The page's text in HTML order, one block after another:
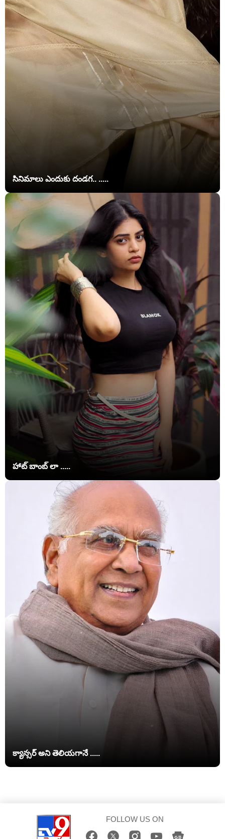
సినిమాలు ఎందుకు దండగ.. .....
హాట్ బాంబ్ లా .....
క్యాన్సర్ అని తెలియగానే .....
FOLLOW US ON